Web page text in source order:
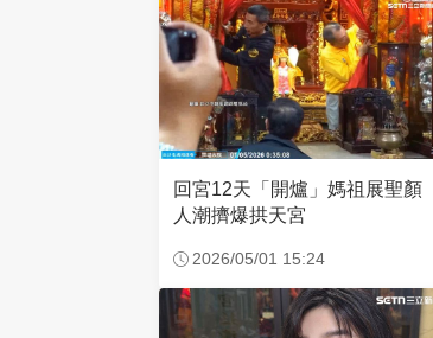
回宮12天「開爐」媽祖展聖顏
人潮擠爆拱天宮
2026/05/01 15:24